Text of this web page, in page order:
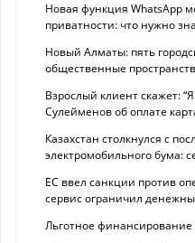
Новая функция WhatsApp
приватности: что нужно
Новый Алматы: пять
общественные
Взрослый клиент скажет:
Сулейменов об оплате
Казахстан столкнулся с
электромобильного бума:
ЕС ввел санкции против
сервис ограничил
Льготное финансирование